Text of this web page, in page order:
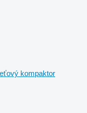
kompaktor